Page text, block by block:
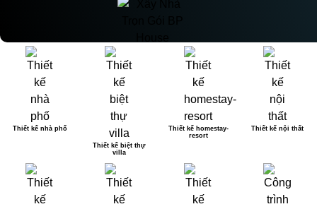
Thiết kế nhà phố
Thiết kế biệt thự
villa
Thiết kế homestay-
resort
Thiết kế nội thất